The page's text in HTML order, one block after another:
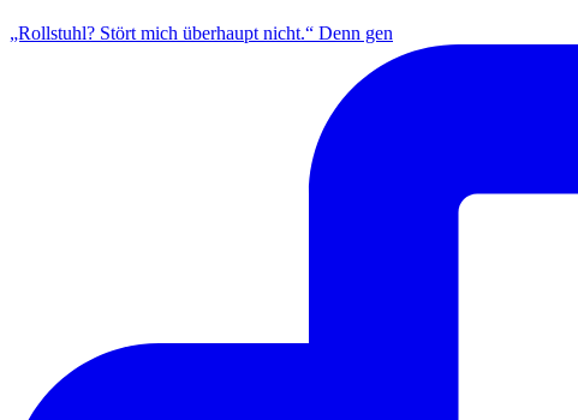
„Rollstuhl? Stört mich überhaupt nicht.“ Denn gen